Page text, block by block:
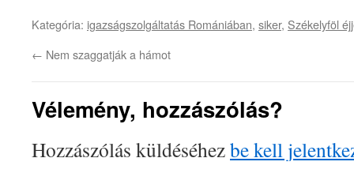
Kategória: igazságszolgáltatás Romániában, siker, Székelyföl
← Nem szaggatják a hámot
Vélemény, hozzászólás?
Hozzászólás küldéséhezbe kell